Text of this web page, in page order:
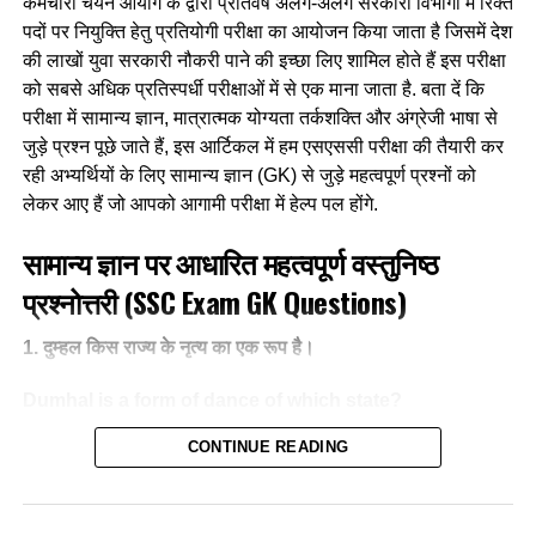
पदों पर नियुक्ति हेतु प्रतियोगी परीक्षा का आयोजन किया जाता है जिसमें देश
की लाखों युवा सरकारी नौकरी पाने की इच्छा लिए शामिल होते हैं इस परीक्षा
को सबसे अधिक प्रतिस्पर्धी परीक्षाओं में से एक माना जाता है. बता दें कि
परीक्षा में सामान्य ज्ञान, मात्रात्मक योग्यता तर्कशक्ति और अंग्रेजी भाषा से
जुड़े प्रश्न पूछे जाते हैं, इस आर्टिकल में हम एसएससी परीक्षा की तैयारी कर
रही अभ्यर्थियों के लिए सामान्य ज्ञान (GK) से जुड़े महत्वपूर्ण प्रश्नों को
लेकर आए हैं जो आपको आगामी परीक्षा में हेल्प पल होंगे.
सामान्य ज्ञान पर आधारित महत्वपूर्ण वस्तुनिष्ठ
प्रश्नोत्तरी (SSC Exam GK Questions)
1. दुम्हल किस राज्य के नृत्य का एक रूप है।
(A) जम्मू और कश्मीर / Jammu and Kashmir
(B) गुजरात / Gujarat
CONTINUE READING